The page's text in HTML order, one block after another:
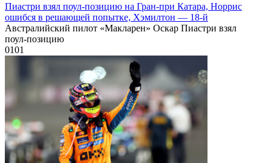
Пиастри взял поул‑позицию на Гран‑при Катара, Норрис
ошибся в решающей попытке, Хэмилтон — 18‑й
Австралийский пилот «Макларен» Оскар Пиастри взял
поул‑позицию
0101